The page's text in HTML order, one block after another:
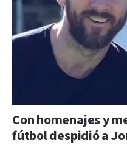
Con homenajes y
fútbol despidió a